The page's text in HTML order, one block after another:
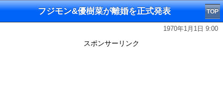
フジモン&優樹菜が離婚を正式発表 TOP
1970年1月1日 9:00
スポンサーリンク